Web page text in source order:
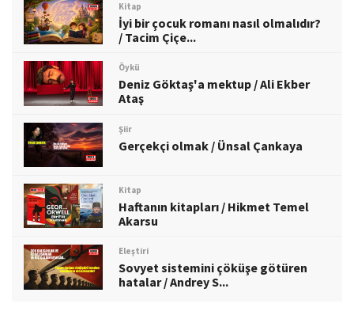
Kitap
İyi bir çocuk romanı nasıl olmalıdır?
/ Tacim Çiçe...
Öykü
Deniz Göktaş'a mektup / Ali Ekber
Ataş
Şiir
Gerçekçi olmak / Ünsal Çankaya
Kitap
Haftanın kitapları / Hikmet Temel
Akarsu
Eleştiri
Sovyet sistemini çöküşe götüren
hatalar / Andrey S...